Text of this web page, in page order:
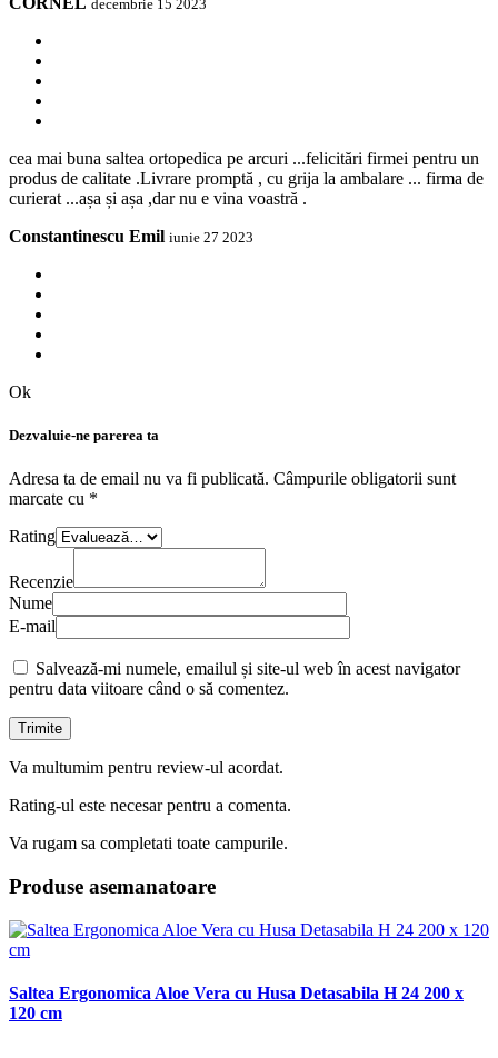
decembrie 15 2023
cea mai buna saltea ortopedica pe arcuri ...felicitări firmei pentru un
produs de calitate .Livrare promptă , cu grija la ambalare ... firma de
curierat ...așa și așa ,dar nu e vina voastră .
Constantinescu Emil iunie 27 2023
Ok
Dezvaluie-ne parerea ta
Adresa ta de email nu va fi publicată. Câmpurile obligatorii sunt
marcate cu *
Rating
Recenzie
Nume
E-mail
Salvează-mi numele, emailul și site-ul web în acest navigator
pentru data viitoare când o să comentez.
Va multumim pentru review-ul acordat.
Rating-ul este necesar pentru a comenta.
Va rugam sa completati toate campurile.
Produse asemanatoare
Saltea Ergonomica Aloe Vera cu Husa Detasabila H 24 200 x
120 cm